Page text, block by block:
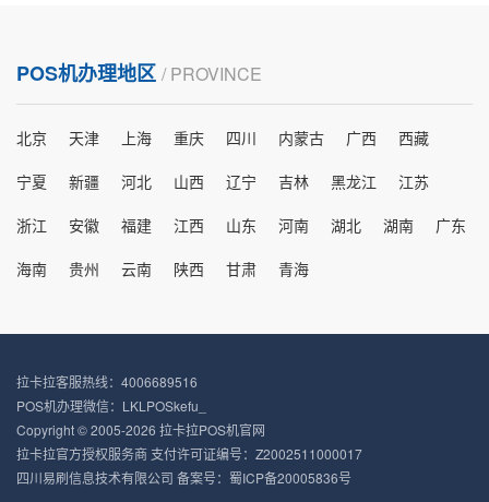
POS机办理地区 / PROVINCE
北京 天津 上海 重庆 四川 内蒙古 广西
西藏
宁夏
新疆 河北 山西 辽宁 吉林 黑龙江
江苏
浙江
安徽 福建 江西 山东 河南 湖北 湖南
广东
海南
贵州 云南 陕西 甘肃 青海
拉卡拉客服热线：4006689516
POS机办理微信：LKLPOSkefu_
Copyright © 2005-2026 拉卡拉POS机官网
拉卡拉官方授权服务商 支付许可证编号：Z2002511000017
四川易刷信息技术有限公司 备案号： 蜀ICP备20005836号